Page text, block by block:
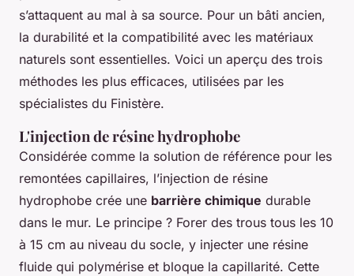
s’attaquent au mal à sa source. Pour un bâti ancien,
la durabilité et la compatibilité avec les matériaux
naturels sont essentielles. Voici un aperçu des trois
méthodes les plus efficaces, utilisées par les
spécialistes du Finistère.
L'injection de résine hydrophobe
Considérée comme la solution de référence pour les
remontées capillaires, l’injection de résine
hydrophobe crée une barrière chimique durable
dans le mur. Le principe ? Forer des trous tous les 10
à 15 cm au niveau du socle, y injecter une résine
fluide qui polymérise et bloque la capillarité. Cette